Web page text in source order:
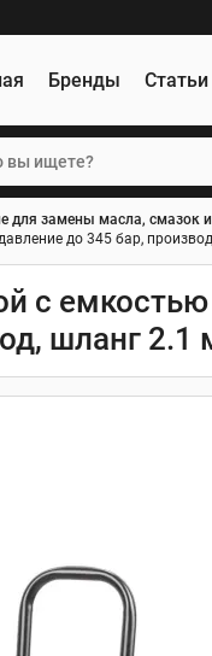
Бренды
для замены масла, смазок
до 345 бар,
с
шланг 2.1